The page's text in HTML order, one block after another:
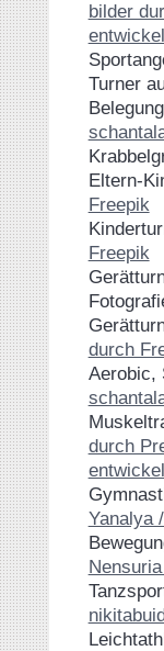
bilder
Turner
Eltern-
Freepik
Freepik
durch
Aerobic,
durch
Yanalya